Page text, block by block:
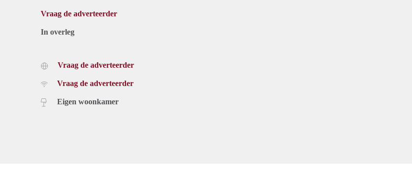
Vraag de adverteerder
In overleg
Vraag de adverteerder
Vraag de adverteerder
Eigen woonkamer